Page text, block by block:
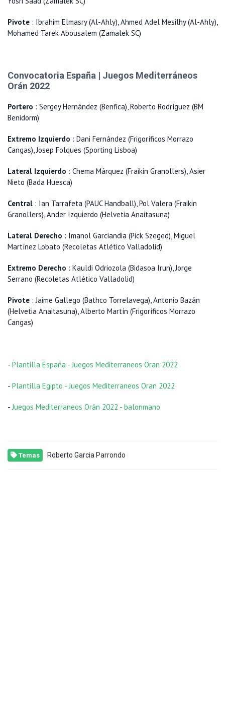
Pivote : Ibrahim Elmasry (Al-Ahly), Ahmed Adel Mesilhy (Al-Ahly),
Mohamed Tarek Abousalem (Zamalek SC)
Convocatoria España | Juegos Mediterráneos
Orán 2022
Portero : Sergey Hernández (Benfica), Roberto Rodríguez (BM
Benidorm)
Extremo Izquierdo : Dani Fernández (Frigoríficos Morrazo
Cangas), Josep Folques (Sporting Lisboa)
Lateral Izquierdo : Chema Márquez (Fraikin Granollers), Asier
Nieto (Bada Huesca)
Central : Ian Tarrafeta (PAUC Handball), Pol Valera (Fraikin
Granollers), Ander Izquierdo (Helvetia Anaitasuna)
Lateral Derecho : Imanol Garciandia (Pick Szeged), Miguel
Martínez Lobato (Recoletas Atlético Valladolid)
Extremo Derecho : Kauldi Odriozola (Bidasoa Irun), Jorge
Serrano (Recoletas Atlético Valladolid)
Pivote : Jaime Gallego (Bathco Torrelavega), Antonio Bazán
(Helvetia Anaitasuna), Alberto Martín (Frigoríficos Morrazo
Cangas)
- Plantilla España - Juegos Mediterraneos Oran 2022
- Plantilla Egipto - Juegos Mediterraneos Oran 2022
-Juegos Mediterraneos Orán 2022 - balonmano
Temas Roberto Garcia Parrondo